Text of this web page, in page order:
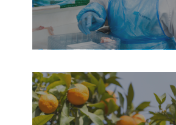
Contratación temporal de
cárnico.